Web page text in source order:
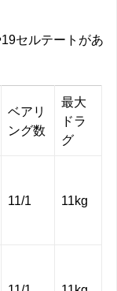
セルテートがあ
ベアリ
ング数
最大
ドラ
グ
11/1 11kg